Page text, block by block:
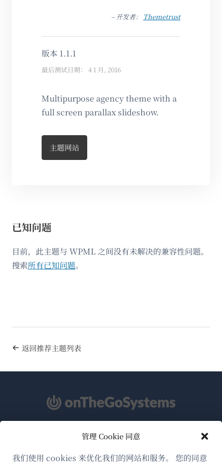
管理 Cookie 同意
我们使用 cookies 来优化我们的网站和服务。 您的同意
– 开发者： Themetrust
版本 1.1.1
最后测试日期： 4 1 月, 2016
Multipurpose agency theme with a
full screen parallax slideshow.
主题网站
已知问题
目前，此主题与 WPML 之间没有未解决的兼容性问题。
搜索所有已知问题。
返回推荐主题列表
关于WPML
GDPR与隐私政策